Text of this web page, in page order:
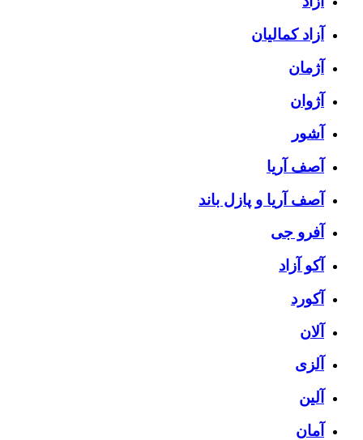
آزاد کمالیان
آژمان
آژوان
آشور
آصف آریا
آصف آریا و پازل باند
آفرو جی
آکو آزاد
آکورد
آلان
آلزی
آلین
آمان